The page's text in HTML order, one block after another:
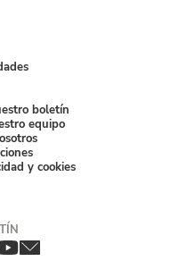
boletín
equipo
y cookies